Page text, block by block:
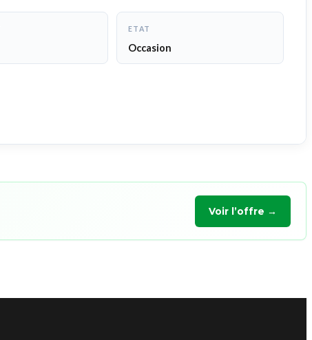
ETAT
Occasion
Voir l’offre →